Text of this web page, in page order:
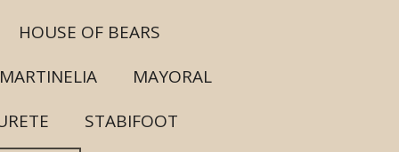
HOUSE OF BEARS
MARTINELIA
MAYORAL
STABIFOOT